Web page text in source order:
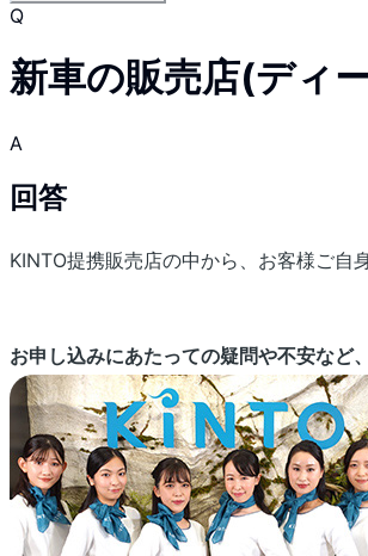
Q
新車の販売店(ディ
A
回答
KINTO提携販売店の中から、お客様ご自
お申し込みにあたっての疑問や不安など